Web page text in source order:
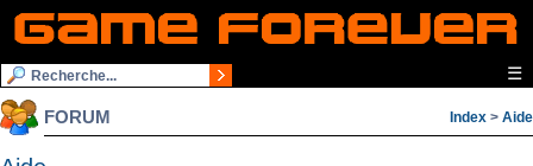
☰
FORUM Index > Aide